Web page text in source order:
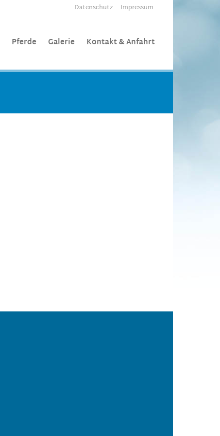
Datenschutz Impressum
Pferde Galerie Kontakt & Anfahrt